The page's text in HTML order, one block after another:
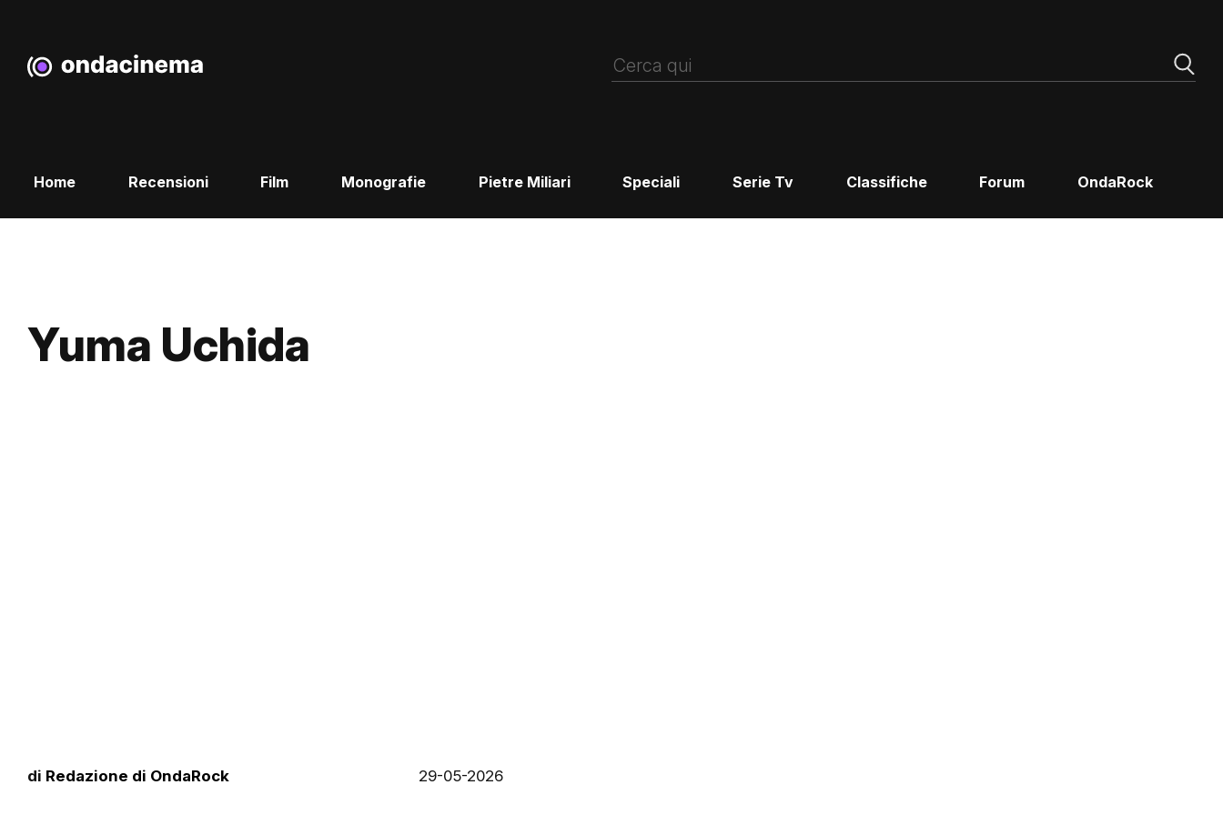
Home Recensioni Film Monografie Pietre Miliari Speciali Serie Tv Classifiche Forum OndaRock
Yuma Uchida
di Redazione di OndaRock 29-05-2026